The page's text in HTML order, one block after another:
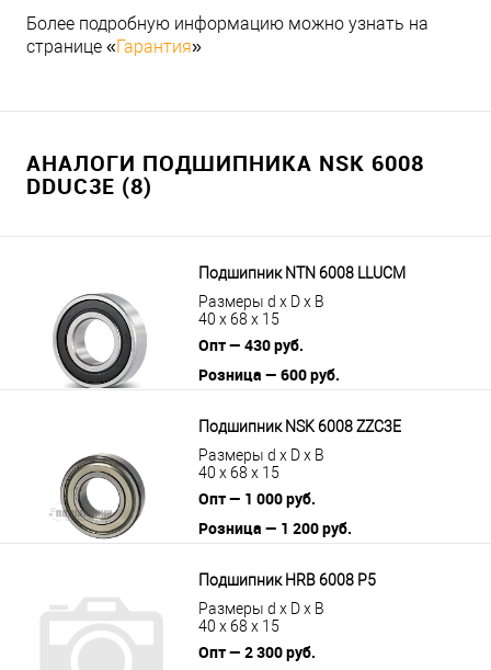
Более подробную информацию можно узнать на
странице «Гарантия»
АНАЛОГИ ПОДШИПНИКА NSK 6008
DDUC3E (8)
Подшипник NTN 6008 LLUCM
Размеры d x D x B
40 x 68 x 15
Опт — 430 руб.
Розница — 600 руб.
Подшипник NSK 6008 ZZC3E
Размеры d x D x B
40 x 68 x 15
Опт — 1 000 руб.
Розница — 1 200 руб.
Подшипник HRB 6008 P5
Размеры d x D x B
40 x 68 x 15
Опт — 2 300 руб.